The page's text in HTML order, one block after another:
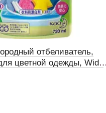
отбеливатель,
цветной одежды, Wide
блок 720 мл